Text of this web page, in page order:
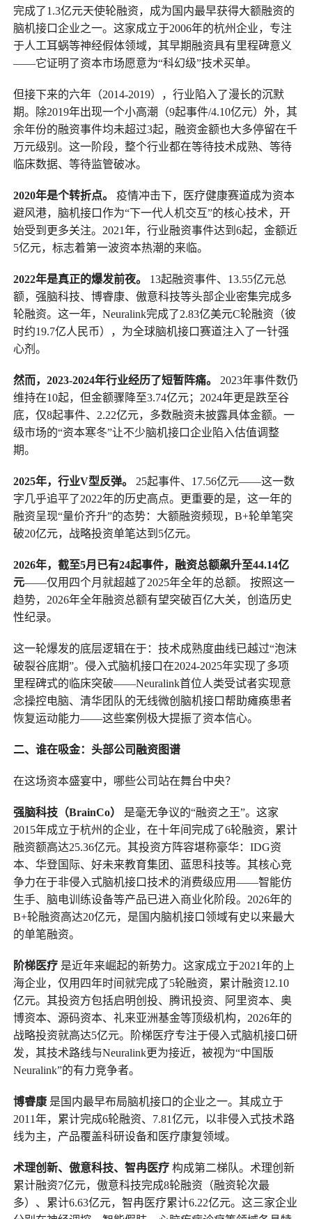
完成了1.3亿元天使轮融资，成为国内最早获得大额融资的
脑机接口企业之一。这家成立于2006年的杭州企业，专注
于人工耳蜗等神经假体领域，其早期融资具有里程碑意义
——它证明了资本市场愿意为“科幻级”技术买单。
但接下来的六年（2014-2019），行业陷入了漫长的沉默
期。除2019年出现一个小高潮（9起事件/4.10亿元）外，其
余年份的融资事件均未超过3起，融资金额也大多停留在千
万元级别。这一阶段，整个行业都在等待技术成熟、等待
临床数据、等待监管破冰。
2020年是个转折点。
疫情冲击下，医疗健康赛道成为资本
避风港，脑机接口作为“下一代人机交互”的核心技术，开
始受到更多关注。2021年，行业融资事件达到6起，金额近
5亿元，标志着第一波资本热潮的来临。
2022年是真正的爆发前夜。
13起融资事件、13.55亿元总
额，强脑科技、博睿康、傲意科技等头部企业密集完成多
轮融资。这一年，Neuralink完成了2.83亿美元C轮融资（彼
时约19.7亿人民币），为全球脑机接口赛道注入了一针强
心剂。
然而，2023-2024年行业经历了短暂阵痛。
2023年事件数仍
维持在10起，但金额骤降至3.74亿元；2024年更是跌至谷
底，仅8起事件、2.22亿元，多数融资未披露具体金额。一
级市场的“资本寒冬”让不少脑机接口企业陷入估值调整
期。
2025年，行业V型反弹。
25起事件、17.56亿元——这一数
字几乎追平了2022年的历史高点。更重要的是，这一年的
融资呈现“量价齐升”的态势：大额融资频现，B+轮单笔突
破20亿元，战略投资单笔达到5亿元。
2026年，截至5月已有24起事件，融资总额飙升至44.14亿
元——仅用四个月就超越了2025年全年的总额。 按照这一
趋势，2026年全年融资总额有望突破百亿大关，创造历史
性纪录。
这一轮爆发的底层逻辑在于：技术成熟度曲线已越过“泡沫
破裂谷底期”。侵入式脑机接口在2024-2025年实现了多项
里程碑式的临床突破——Neuralink首位人类受试者实现意
念操控电脑、清华团队的无线微创脑机接口帮助瘫痪患者
恢复运动能力——这些案例极大提振了资本信心。
二、谁在吸金：头部公司融资图谱
在这场资本盛宴中，哪些公司站在舞台中央？
强脑科技（BrainCo）
是毫无争议的“融资之王”。这家
2015年成立于杭州的企业，在十年间完成了6轮融资，累计
融资额高达25.36亿元。其投资方阵容堪称豪华：IDG资
本、华登国际、好未来教育集团、蓝思科技等。其核心竞
争力在于非侵入式脑机接口技术的消费级应用——智能仿
生手、脑电训练设备等产品已进入商业化阶段。2026年的
B+轮融资高达20亿元，是国内脑机接口领域有史以来最大
的单笔融资。
阶梯医疗 是近年来崛起的新势力。这家成立于2021年的上
海企业，仅用四年时间就完成了5轮融资，累计融资12.10
亿元。其投资方包括启明创投、腾讯投资、阿里资本、奥
博资本、源码资本、礼来亚洲基金等顶级机构，2026年的
战略投资就高达5亿元。阶梯医疗专注于侵入式脑机接口研
发，其技术路线与Neuralink更为接近，被视为“中国版
Neuralink”的有力竞争者。
博睿康是国内最早布局脑机接口的企业之一。其成立于
2011年，累计完成6轮融资、7.81亿元，以非侵入式技术路
线为主，产品覆盖科研设备和医疗康复领域。
术理创新、 傲意科技、智冉医疗 构成第二梯队。术理创新
累计融资7亿元，傲意科技完成8轮融资（融资轮次最
多）、累计6.63亿元，智冉医疗累计6.22亿元。这三家企业